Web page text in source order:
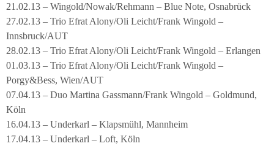
21.02.13 – Wingold/Nowak/Rehmann – Blue Note, Osnabrück
27.02.13 – Trio Efrat Alony/Oli Leicht/Frank Wingold –
Innsbruck/AUT
28.02.13 – Trio Efrat Alony/Oli Leicht/Frank Wingold – Erlangen
01.03.13 – Trio Efrat Alony/Oli Leicht/Frank Wingold –
Porgy&Bess, Wien/AUT
07.04.13 – Duo Martina Gassmann/Frank Wingold – Goldmund,
Köln
16.04.13 – Underkarl – Klapsmühl, Mannheim
17.04.13 – Underkarl – Loft, Köln